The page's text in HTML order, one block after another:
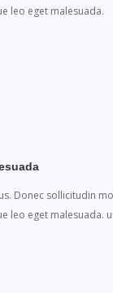
leo eget malesuada.
Donec sollicitudin
leo eget malesuada.